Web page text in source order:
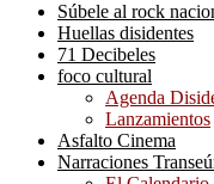
Súbele al rock
Huellas disidentes
71 Decibeles
foco cultural
Agenda
Lanzamientos
Asfalto Cinema
Narraciones